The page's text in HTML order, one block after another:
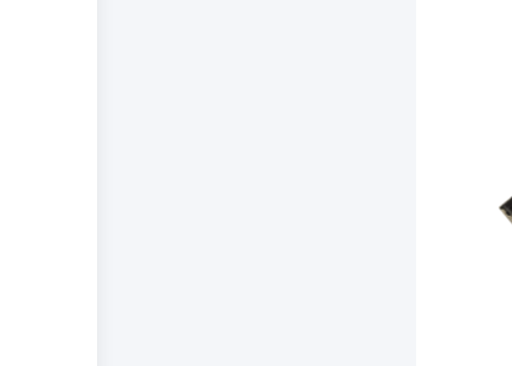
Yedek parça, bakım aracı veya
Tek parça, montajlı grup, yaylı
Orijinal üretici ürünü veya uyumlu
Basit kullanıcı bakımı